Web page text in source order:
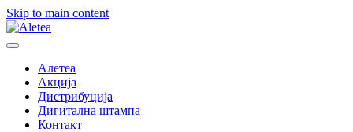
Skip to main content
Алетеа
Акција
Дистрибуција
Дигитална штампа
Контакт